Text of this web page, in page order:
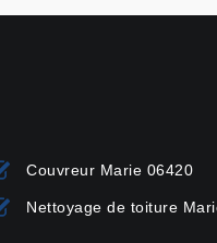
Couvreur Marie 06420
Nettoyage de toiture